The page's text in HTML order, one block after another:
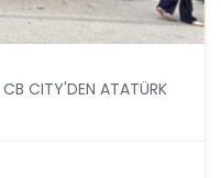
belirli veya
her türlü bilgi”
tarihi gibi kişilerin
bilgilerden
bilgilerini de
CB CITY'DEN ATATÜRK